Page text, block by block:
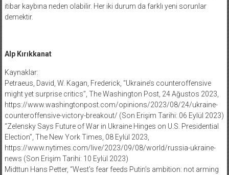
itibar kaybına neden olabilir. Her iki durum da farklı yeni sorunlar
demektir.
Alp Kırıkkanat
Kaynaklar:
Petraeus, David, W. Kagan, Frederick, ‘‘Ukraine’s counteroffensive
might yet surprise critics’’, The Washington Post, 24 Ağustos 2023,
https://www.washingtonpost.com/opinions/2023/08/24/ukraine-
counteroffensive-victory-breakout/ (Son Erişim Tarihi: 06 Eylül 2023)
‘‘Zelensky Says Future of War in Ukraine Hinges on U.S. Presidential
Election’’, The New York Times, 08 Eylül 2023,
https://www.nytimes.com/live/2023/09/08/world/russia-ukraine-
news (Son Erişim Tarihi: 10 Eylül 2023)
Midttun Hans Petter, ‘‘West’s fear feeds Putin’s ambition: not arming